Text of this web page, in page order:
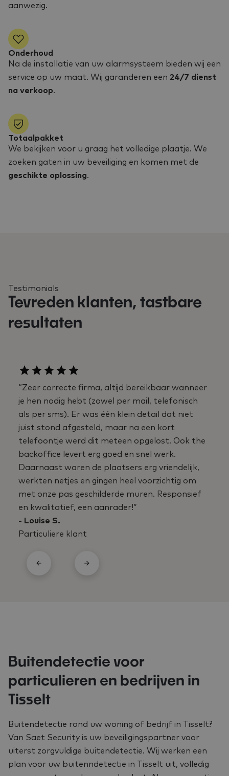
aanwezig.
Onderhoud
Na de installatie van uw alarmsysteem bieden wij een
service op uw maat. Wij garanderen een 24/7 dienst
na verkoop.
Totaalpakket
We bekijken voor u graag het volledige plaatje. We
zoeken gaten in uw beveiliging en komen met de
geschikte oplossing.
Testimonials
Tevreden klanten, tastbare
resultaten
“Zeer correcte firma, altijd bereikbaar wanneer
je hen nodig hebt (zowel per mail, telefonisch
als per sms). Er was één klein detail dat niet
juist stond afgesteld, maar na een kort
telefoontje werd dit meteen opgelost. Ook the
backoffice levert erg goed en snel werk.
Daarnaast waren de plaatsers erg vriendelijk,
werkten netjes en gingen heel voorzichtig om
met onze pas geschilderde muren. Responsief
en kwalitatief, een aanrader!”
- Louise S.
Particuliere klant
Buitendetectie voor
particulieren en bedrijven in
Tisselt
Buitendetectie rond uw woning of bedrijf in Tisselt?
Van Saet Security is uw beveiligingspartner voor
uiterst zorgvuldige buitendetectie. Wij werken een
plan voor uw buitenndetectie in Tisselt uit, volledig